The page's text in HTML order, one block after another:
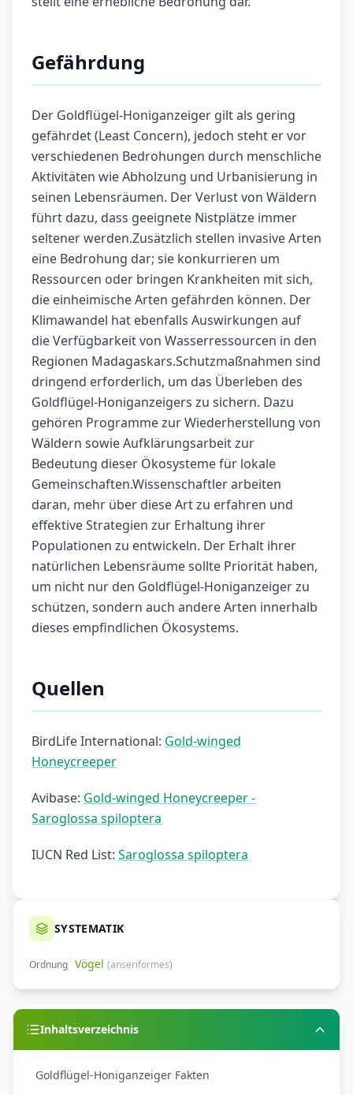
Gefährdung
Der Goldflügel-Honiganzeiger gilt als gering
gefährdet (Least Concern), jedoch steht er vor
verschiedenen Bedrohungen durch menschliche
Aktivitäten wie Abholzung und Urbanisierung in
seinen Lebensräumen. Der Verlust von Wäldern
führt dazu, dass geeignete Nistplätze immer
seltener werden.Zusätzlich stellen invasive Arten
eine Bedrohung dar; sie konkurrieren um
Ressourcen oder bringen Krankheiten mit sich,
die einheimische Arten gefährden können. Der
Klimawandel hat ebenfalls Auswirkungen auf
die Verfügbarkeit von Wasserressourcen in den
Regionen Madagaskars.Schutzmaßnahmen sind
dringend erforderlich, um das Überleben des
Goldflügel-Honiganzeigers zu sichern. Dazu
gehören Programme zur Wiederherstellung von
Wäldern sowie Aufklärungsarbeit zur
Bedeutung dieser Ökosysteme für lokale
Gemeinschaften.Wissenschaftler arbeiten
daran, mehr über diese Art zu erfahren und
effektive Strategien zur Erhaltung ihrer
Populationen zu entwickeln. Der Erhalt ihrer
natürlichen Lebensräume sollte Priorität haben,
um nicht nur den Goldflügel-Honiganzeiger zu
schützen, sondern auch andere Arten innerhalb
dieses empfindlichen Ökosystems.
Quellen
BirdLife International: Gold-winged
Honeycreeper
Avibase: Gold-winged Honeycreeper -
Saroglossa spiloptera
IUCN Red List: Saroglossa spiloptera
SYSTEMATIK
Ordnung Vögel (anseriformes)
Inhaltsverzeichnis
Goldflügel-Honiganzeiger Fakten